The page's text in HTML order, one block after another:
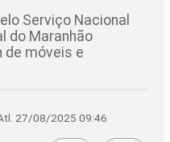
Serviço Nacional
do Maranhão
de móveis e
27/08/2025 09:46